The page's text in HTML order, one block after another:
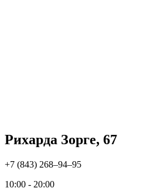
Рихарда Зорге, 67
+7 (843) 268‒94‒95
10:00 - 20:00